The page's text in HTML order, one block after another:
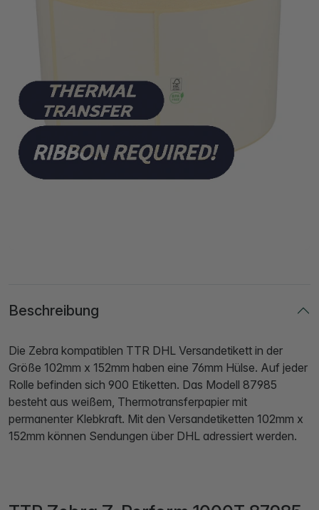
Beschreibung
Die Zebra kompatiblen TTR DHL Versandetikett in der
Größe 102mm x 152mm haben eine 76mm Hülse. Auf jeder
Rolle befinden sich 900 Etiketten. Das Modell 87985
besteht aus weißem, Thermotransferpapier mit
permanenter Klebkraft. Mit den Versandetiketten 102mm x
152mm können Sendungen über DHL adressiert werden.